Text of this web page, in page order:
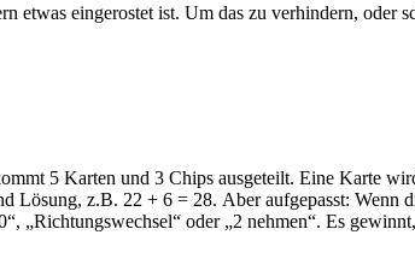
etwas eingerostet ist. Um das zu verhindern, oder
5 Karten und 3 Chips ausgeteilt. Eine Karte
Lösung, z.B. 22 + 6 = 28. Aber aufgepasst: Wenn
„Richtungswechsel“ oder „2 nehmen“. Es